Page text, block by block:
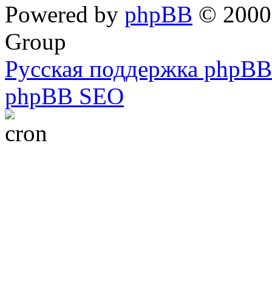
Powered by phpBB ©
Group
Русская поддержка phpBB
phpBB SEO